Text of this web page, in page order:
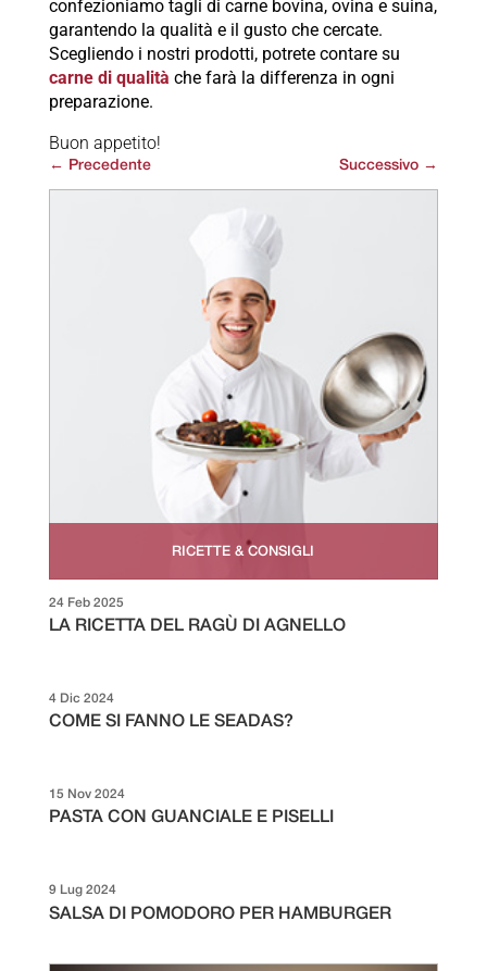
confezioniamo tagli di carne bovina, ovina e suina,
garantendo la qualità e il gusto che cercate.
Scegliendo i nostri prodotti, potrete contare su
carne di qualità che farà la differenza in ogni
preparazione.
Buon appetito!
← Precedente Successivo →
RICETTE & CONSIGLI
LA RICETTA DEL RAGÙ DI AGNELLO
24 Feb 2025
COME SI FANNO LE SEADAS?
4 Dic 2024
PASTA CON GUANCIALE E PISELLI
15 Nov 2024
SALSA DI POMODORO PER HAMBURGER
9 Lug 2024